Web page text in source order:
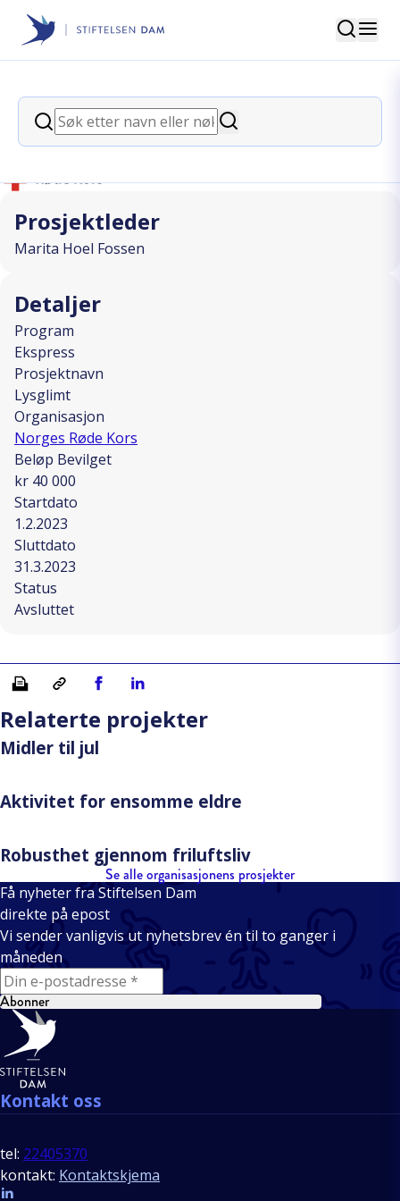
Stiftelsen Dam
Søk
Søk
Søk
back
Lysglimt
Prosjektleder
Marita Hoel Fossen
Detaljer
Program
Ekspress
Prosjektnavn
Lysglimt
Organisasjon
Norges Røde Kors
Beløp Bevilget
kr 40 000
Startdato
1.2.2023
Sluttdato
31.3.2023
Status
Avsluttet
Skriv ut Kopiera länkDel på Facebook
Del på Linkedin
Relaterte projekter
Midler til jul
Aktivitet for ensomme eldre
Robusthet gjennom friluftsliv
Se alle organisasjonens prosjekter
Få nyheter fra Stiftelsen Dam
direkte på epost
Vi sender vanligvis ut nyhetsbrev én til to ganger i
måneden
E-mail
Abonner
Bunntekst
Kontakt oss
tel: 22405370
kontakt: Kontaktskjema